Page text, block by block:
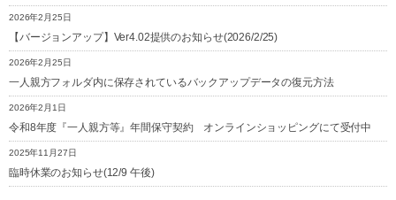
2026年2月25日
【バージョンアップ】Ver4.02提供のお知らせ(2026/2/25)
2026年2月25日
一人親方フォルダ内に保存されているバックアップデータの復元方法
2026年2月1日
令和8年度『一人親方等』年間保守契約 オンラインショッピングにて受付中
2025年11月27日
臨時休業のお知らせ(12/9 午後)